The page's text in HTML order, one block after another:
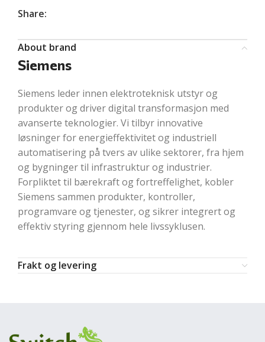
Share:
About brand
Siemens
Siemens leder innen elektroteknisk utstyr og
produkter og driver digital transformasjon med
avanserte teknologier. Vi tilbyr innovative
løsninger for energieffektivitet og industriell
automatisering på tvers av ulike sektorer, fra hjem
og bygninger til infrastruktur og industrier.
Forpliktet til bærekraft og fortreffelighet, kobler
Siemens sammen produkter, kontroller,
programvare og tjenester, og sikrer integrert og
effektiv styring gjennom hele livssyklusen.
Frakt og levering